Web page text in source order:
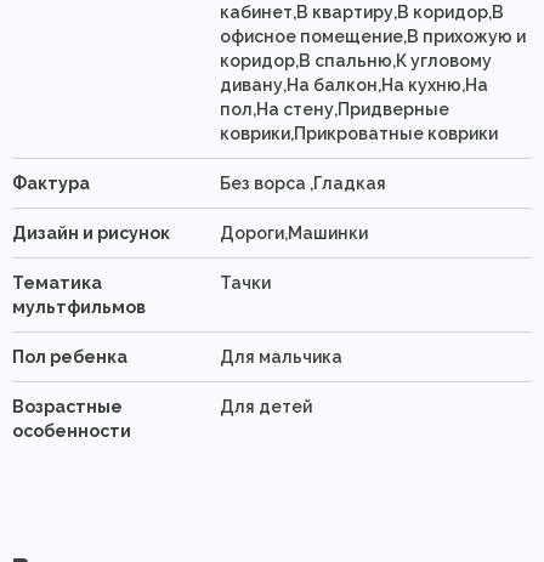
кабинет,В квартиру,В коридор,В
офисное помещение,В прихожую и
коридор,В спальню,К угловому
дивану,На балкон,На кухню,На
пол,На стену,Придверные
коврики,Прикроватные коврики
Фактура Без ворса ,Гладкая
Дизайн и рисунок Дороги,Машинки
Тематика
мультфильмов
Тачки
Пол ребенка Для мальчика
Возрастные
особенности
Для детей